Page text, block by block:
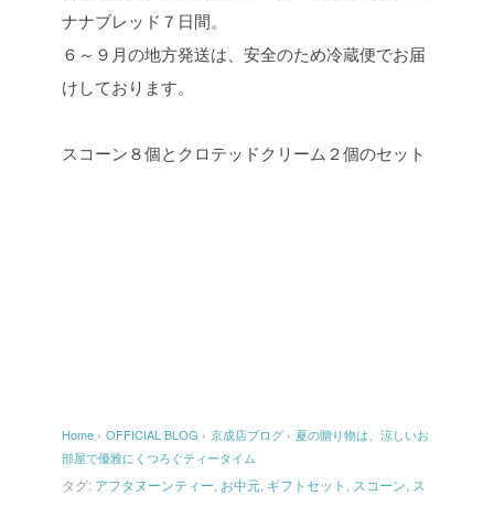
ナナブレッド７日間。
６～９月の地方発送は、安全のため冷蔵便でお届
けしております。
スコーン８個とクロテッドクリーム２個のセット
Home › OFFICIAL BLOG › 京成店ブログ › 夏の贈り物は、涼しいお
部屋で優雅にくつろぐティータイム
タグ: アフタヌーンティー お中元 ギフトセット スコーン ス